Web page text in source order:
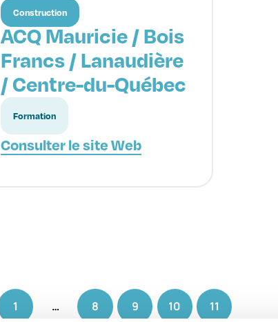
Construction
ACQ Mauricie / Bois
Francs / Lanaudière
/ Centre-du-Québec
Formation
Consulter le site Web
1 … 8 9 10 11